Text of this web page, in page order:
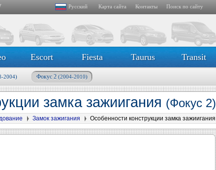
Русский Карта сайта Контакты Поиск по сайту
Escort Fiesta Taurus Transit
2004) Фокус 2 (2004-2010)
замка зажиигания (Фокус 2)
Замок зажигания Особенности конструкции замка зажиигания